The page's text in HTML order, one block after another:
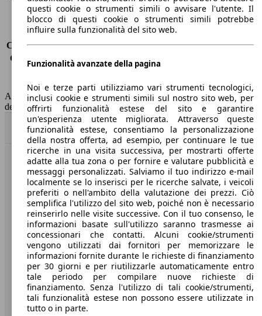
Emissioni di CO2*
122 g/km (komb.)
Consumo (urbano)
6.1 l/100km
Consumo (extra-urbano) 4.8 l/100km
Consumo (combinato)*
5.3 l/100km
Capacità del serbatoio
50 l
AutoScout24 non si assume alcuna responsabilità per la correttezza
dei dati.
Torna su
Benvenuti su AutoScout24, il mercato auto europeo.
Società
A proposito di AutoScout24
Stampa
Media
Condizioni generali
Informazioni
questi cookie o strumenti simili o avvisare l'utente. Il
blocco di questi cookie o strumenti simili potrebbe
influire sulla funzionalità del sito web.
Funzionalità avanzate della pagina
Noi e terze parti utilizziamo vari strumenti tecnologici,
inclusi cookie e strumenti simili sul nostro sito web, per
offrirti funzionalità estese del sito e garantire
un'esperienza utente migliorata. Attraverso queste
funzionalità estese, consentiamo la personalizzazione
della nostra offerta, ad esempio, per continuare le tue
ricerche in una visita successiva, per mostrarti offerte
adatte alla tua zona o per fornire e valutare pubblicità e
messaggi personalizzati. Salviamo il tuo indirizzo e-mail
localmente se lo inserisci per le ricerche salvate, i veicoli
preferiti o nell'ambito della valutazione dei prezzi. Ciò
semplifica l'utilizzo del sito web, poiché non è necessario
reinserirlo nelle visite successive. Con il tuo consenso, le
informazioni basate sull'utilizzo saranno trasmesse ai
concessionari che contatti. Alcuni cookie/strumenti
vengono utilizzati dai fornitori per memorizzare le
informazioni fornite durante le richieste di finanziamento
per 30 giorni e per riutilizzarle automaticamente entro
tale periodo per compilare nuove richieste di
finanziamento. Senza l'utilizzo di tali cookie/strumenti,
tali funzionalità estese non possono essere utilizzate in
tutto o in parte.